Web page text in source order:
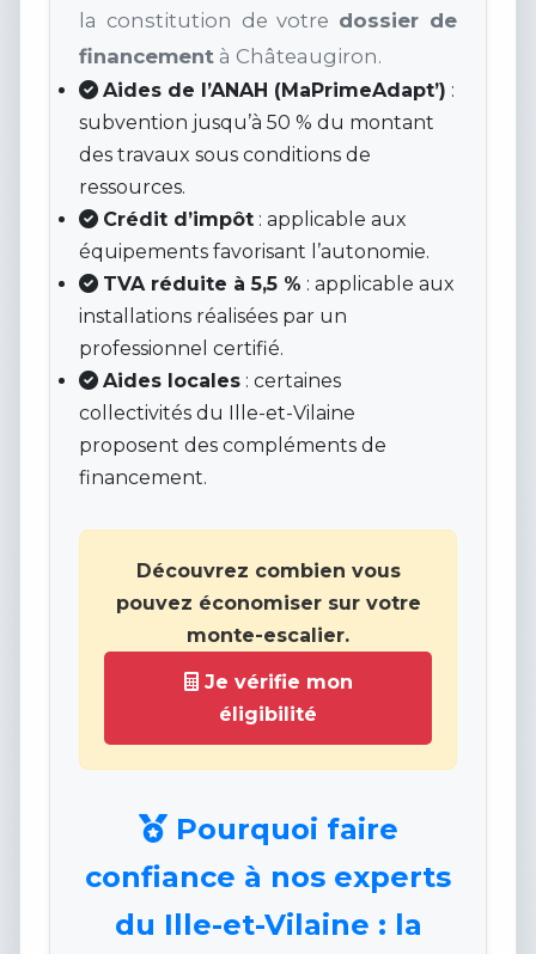
la constitution de votre dossier de
financement à Châteaugiron.
Aides de l’ANAH (MaPrimeAdapt’) :
subvention jusqu’à 50 % du montant
des travaux sous conditions de
ressources.
Crédit d’impôt : applicable aux
équipements favorisant l’autonomie.
TVA réduite à 5,5 % : applicable aux
installations réalisées par un
professionnel certifié.
Aides locales : certaines
collectivités du Ille-et-Vilaine
proposent des compléments de
financement.
Découvrez combien vous
pouvez économiser sur votre
monte-escalier.
Je vérifie mon
éligibilité
Pourquoi faire
confiance à nos experts
du Ille-et-Vilaine : la